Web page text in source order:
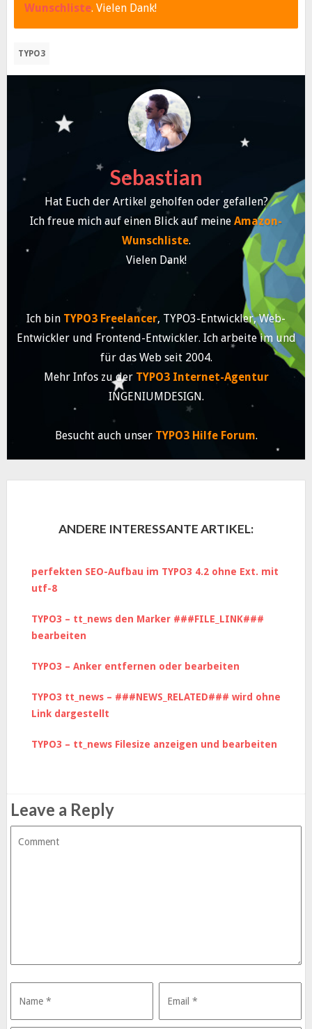
Wunschliste. Vielen Dank!
TYPO3
Sebastian
Hat Euch der Artikel geholfen oder gefallen?
Ich freue mich auf einen Blick auf meine Amazon-
Wunschliste.
Vielen Dank!
Ich bin TYPO3 Freelancer, TYPO3-Entwickler, Web-
Entwickler und Frontend-Entwickler. Ich arbeite im und
für das Web seit 2004.
Mehr Infos zu der TYPO3 Internet-Agentur
INGENIUMDESIGN.
Besucht auch unser TYPO3 Hilfe Forum.
ANDERE INTERESSANTE ARTIKEL:
perfekten SEO-Aufbau im TYPO3 4.2 ohne Ext. mit
utf-8
TYPO3 – tt_news den Marker ###FILE_LINK###
bearbeiten
TYPO3 – Anker entfernen oder bearbeiten
TYPO3 tt_news – ###NEWS_RELATED### wird ohne
Link dargestellt
TYPO3 – tt_news Filesize anzeigen und bearbeiten
Leave a Reply